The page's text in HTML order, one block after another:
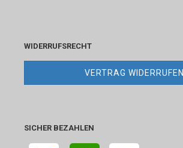
WIDERRUFSRECHT
VERTRAG WIDERRUFEN
SICHER BEZAHLEN